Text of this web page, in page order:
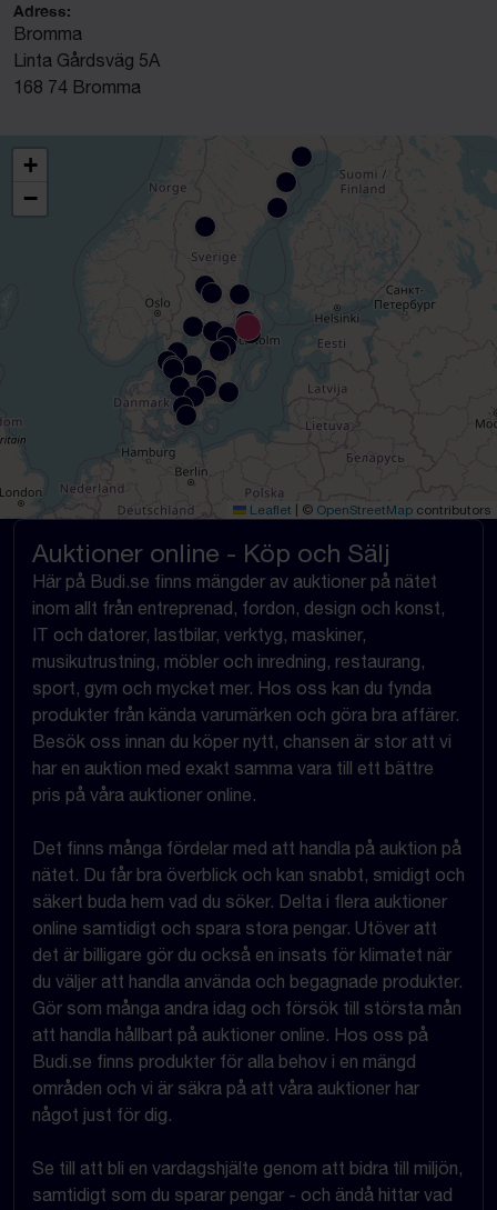
Adress:
Bromma
Linta Gårdsväg 5A
168 74 Bromma
+
−
Leaflet © OpenStreetMap contributors
Auktioner online - Köp och Sälj
Här på Budi.se finns mängder av auktioner på nätet
inom allt från entreprenad, fordon, design och konst,
IT och datorer, lastbilar, verktyg, maskiner,
musikutrustning, möbler och inredning, restaurang,
sport, gym och mycket mer. Hos oss kan du fynda
produkter från kända varumärken och göra bra affärer.
Besök oss innan du köper nytt, chansen är stor att vi
har en auktion med exakt samma vara till ett bättre
pris på våra auktioner online.
Det finns många fördelar med att handla på auktion på
nätet. Du får bra överblick och kan snabbt, smidigt och
säkert buda hem vad du söker. Delta i flera auktioner
online samtidigt och spara stora pengar. Utöver att
det är billigare gör du också en insats för klimatet när
du väljer att handla använda och begagnade produkter.
Gör som många andra idag och försök till största mån
att handla hållbart på auktioner online. Hos oss på
Budi.se finns produkter för alla behov i en mängd
områden och vi är säkra på att våra auktioner har
något just för dig.
Se till att bli en vardagshjälte genom att bidra till miljön,
samtidigt som du sparar pengar - och ändå hittar vad